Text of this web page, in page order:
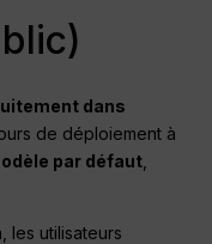
dans
de déploiement à
par défaut
les utilisateurs